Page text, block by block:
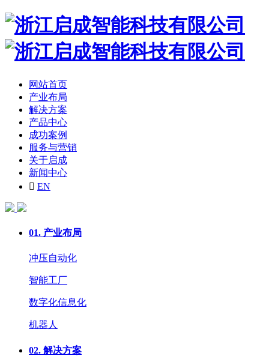
网站首页
产业布局
解决方案
产品中心
成功案例
服务与营销
关于启成
新闻中心
 EN
01. 产业布局
冲压自动化
智能工厂
数字化信息化
机器人
02. 解决方案